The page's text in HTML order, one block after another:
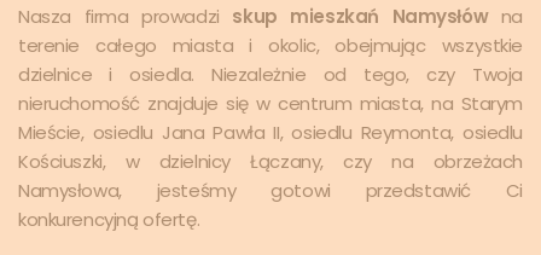
Nasza firma prowadzi skup mieszkań Namysłówna
terenie całego miasta i okolic, obejmując wszystkie
dzielnice i osiedla. Niezależnie od tego, czy Twoja
nieruchomość znajduje się w centrum miasta, na Starym
Mieście, osiedlu Jana Pawła II, osiedlu Reymonta, osiedlu
Kościuszki, w dzielnicy Łączany, czy na obrzeżach
Namysłowa, jesteśmy gotowi przedstawić Ci
konkurencyjną ofertę.